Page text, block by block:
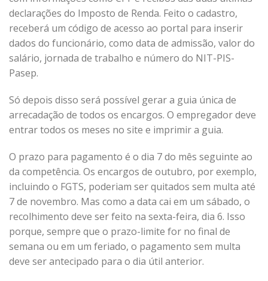
declarações do Imposto de Renda. Feito o cadastro,
receberá um código de acesso ao portal para inserir
dados do funcionário, como data de admissão, valor do
salário, jornada de trabalho e número do NIT-PIS-
Pasep.
Só depois disso será possível gerar a guia única de
arrecadação de todos os encargos. O empregador deve
entrar todos os meses no site e imprimir a guia.
O prazo para pagamento é o dia 7 do mês seguinte ao
da competência. Os encargos de outubro, por exemplo,
incluindo o FGTS, poderiam ser quitados sem multa até
7 de novembro. Mas como a data cai em um sábado, o
recolhimento deve ser feito na sexta-feira, dia 6. Isso
porque, sempre que o prazo-limite for no final de
semana ou em um feriado, o pagamento sem multa
deve ser antecipado para o dia útil anterior.